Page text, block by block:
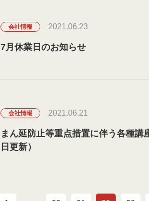
会社情報 2021.06.23
7月休業日のお知らせ
会社情報 2021.06.21
まん延防止等重点措置に伴う各種
日更新）